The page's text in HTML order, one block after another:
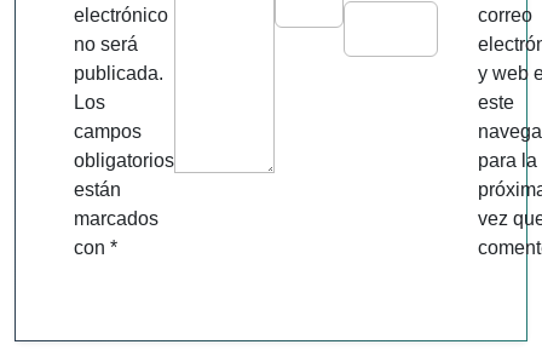
electrónico
no será
publicada.
Los
campos
obligatorios
están
marcados
con *
correo
y web
este
para la
vez